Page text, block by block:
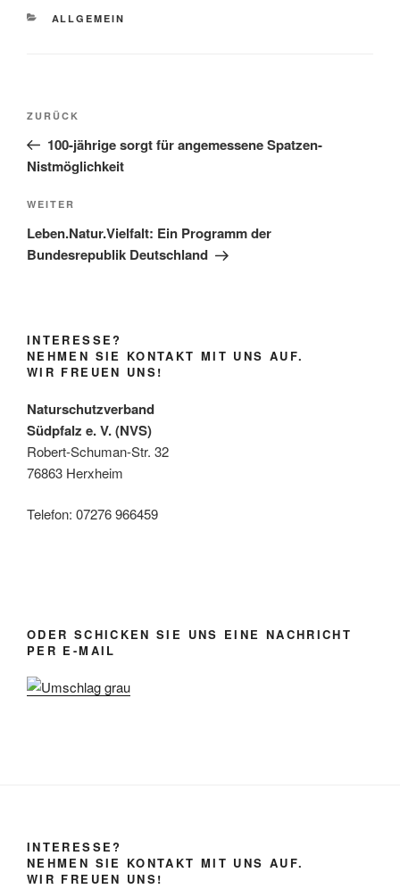
KATEGORIEN
ALLGEMEIN
Beitragsnavigation
Vorheriger
Beitrag
ZURÜCK
100-jährige sorgt für angemessene Spatzen-
Nistmöglichkeit
Nächster
Beitrag
WEITER
Leben.Natur.Vielfalt: Ein Programm der
Bundesrepublik Deutschland
INTERESSE?
NEHMEN SIE KONTAKT MIT UNS AUF.
WIR FREUEN UNS!
Naturschutzverband
Südpfalz e. V. (NVS)
Robert-Schuman-Str. 32
76863 Herxheim
Telefon: 07276 966459
ODER SCHICKEN SIE UNS EINE NACHRICHT
PER E-MAIL
INTERESSE?
NEHMEN SIE KONTAKT MIT UNS AUF.
WIR FREUEN UNS!